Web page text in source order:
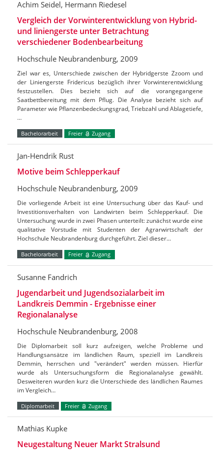
Achim Seidel, Hermann Riedesel
Vergleich der Vorwinterentwicklung von Hybrid-
und liniengerste unter Betrachtung
verschiedener Bodenbearbeitung
Hochschule Neubrandenburg, 2009
Ziel war es, Unterschiede zwischen der Hybridgerste Zzoom und
der Liniengerste Fridericus bezüglich ihrer Vorwinterentwicklung
festzustellen. Dies bezieht sich auf die vorangegangene
Saatbettbereitung mit dem Pflug. Die Analyse bezieht sich auf
Parameter wie Pflanzenbedeckungsgrad, Triebzahl und Ablagetiefe,
…
Bachelorarbeit Freier Zugang
Jan-Hendrik Rust
Motive beim Schlepperkauf
Hochschule Neubrandenburg, 2009
Die vorliegende Arbeit ist eine Untersuchung über das Kauf- und
Investitionsverhalten von Landwirten beim Schlepperkauf. Die
Untersuchung wurde in zwei Phasen unterteilt: zunächst wurde eine
qualitative Vorstudie mit Studenten der Agrarwirtschaft der
Hochschule Neubrandenburg durchgeführt. Ziel dieser…
Bachelorarbeit Freier Zugang
Susanne Fandrich
Jugendarbeit und Jugendsozialarbeit im
Landkreis Demmin - Ergebnisse einer
Regionalanalyse
Hochschule Neubrandenburg, 2008
Die Diplomarbeit soll kurz aufzeigen, welche Probleme und
Handlungsansätze im ländlichen Raum, speziell im Landkreis
Demmin, herrschen und "verändert" werden müssen. Hierfür
wurde als Untersuchungsform die Regionalanalyse gewählt.
Desweiteren wurden kurz die Unterschiede des ländlichen Raumes
im Vergleich…
Diplomarbeit Freier Zugang
Mathias Kupke
Neugestaltung Neuer Markt Stralsund